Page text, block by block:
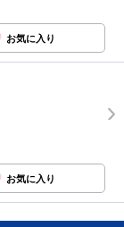
お気に入り
お気に入り